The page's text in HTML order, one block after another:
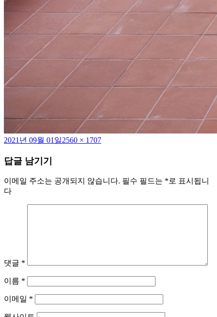
작
일
2021년 09월 01일전
2560 × 1707
답글 남기기
이메일 주소는 공개되지 않습니다. 필수 필드는 *로 표시됩니
다
댓글 *
이름 *
이메일 *